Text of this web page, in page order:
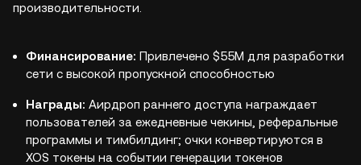
производительности.
Финансирование: Привлечено $55M для разработки
сети с высокой пропускной способностью
Награды: Аирдроп раннего доступа награждает
пользователей за ежедневные чекины, реферальные
программы и тимбилдинг; очки конвертируются в
XOS токены на событии генерации токенов